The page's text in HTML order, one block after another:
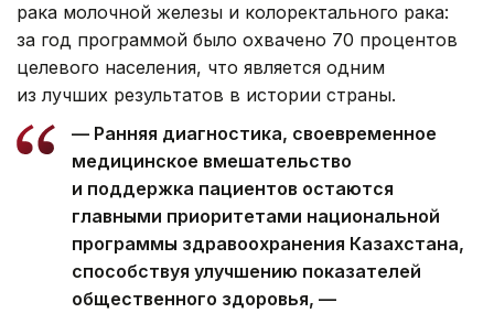
рака молочной железы и колоректального рака:
за год программой было охвачено 70 процентов
целевого населения, что является одним
из лучших результатов в истории страны.
— Ранняя диагностика, своевременное
медицинское вмешательство
и поддержка пациентов остаются
главными приоритетами национальной
программы здравоохранения Казахстана,
способствуя улучшению показателей
общественного здоровья, —